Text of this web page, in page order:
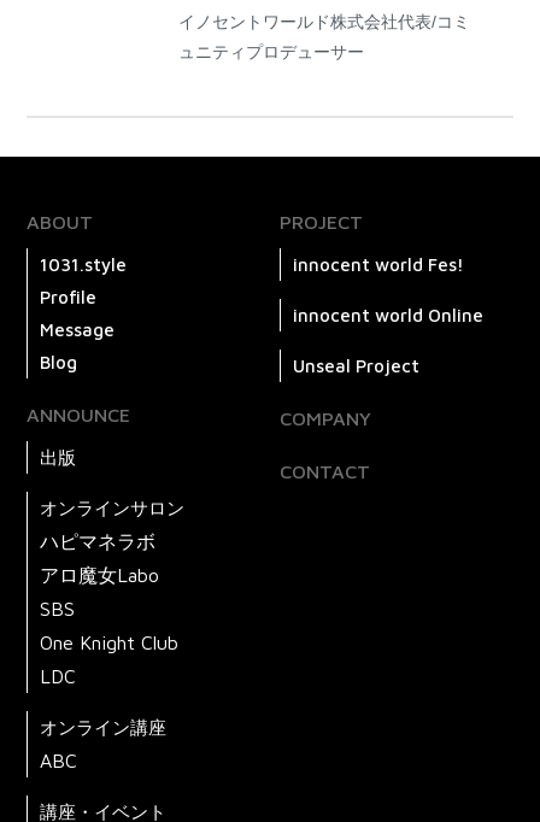
イノセントワールド株式会社代表/コミ
ュニティプロデューサー
ABOUT
1031.style
Profile
Message
Blog
ANNOUNCE
出版
オンラインサロン
ハピマネラボ
アロ魔女Labo
SBS
One Knight Club
LDC
オンライン講座
ABC
講座・イベント
PROJECT
innocent world Fes!
innocent world Online
Unseal Project
COMPANY
CONTACT